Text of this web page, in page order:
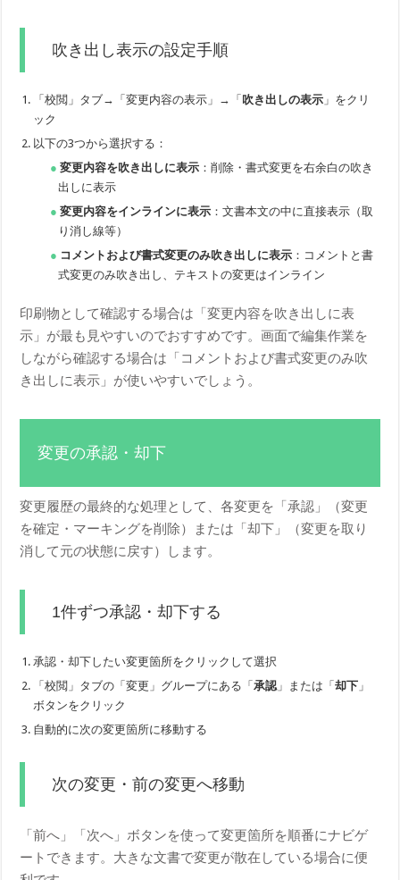
吹き出し表示の設定手順
「校閲」タブ→「変更内容の表示」→「 吹き出しの表示 」をクリ
ック
以下の3つから選択する：
変更内容を吹き出しに表示 ：削除・書式変更を右余白の吹き
出しに表示
変更内容をインラインに表示 ：文書本文の中に直接表示（取
り消し線等）
コメントおよび書式変更のみ吹き出しに表示 ：コメントと書
式変更のみ吹き出し、テキストの変更はインライン
印刷物として確認する場合は「変更内容を吹き出しに表
示」が最も見やすいのでおすすめです。画面で編集作業を
しながら確認する場合は「コメントおよび書式変更のみ吹
き出しに表示」が使いやすいでしょう。
変更の承認・却下
変更履歴の最終的な処理として、各変更を「承認」（変更
を確定・マーキングを削除）または「却下」（変更を取り
消して元の状態に戻す）します。
1件ずつ承認・却下する
承認・却下したい変更箇所をクリックして選択
「校閲」タブの「変更」グループにある「承認」または「却下 」
ボタンをクリック
自動的に次の変更箇所に移動する
次の変更・前の変更へ移動
「前へ」「次へ」ボタンを使って変更箇所を順番にナビゲ
ートできます。大きな文書で変更が散在している場合に便